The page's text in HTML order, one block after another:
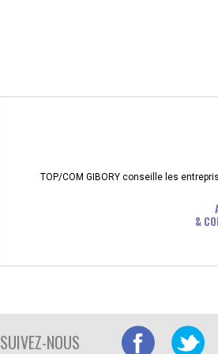
TOP/COM GIBORY conseille les
&
SUIVEZ-NOUS